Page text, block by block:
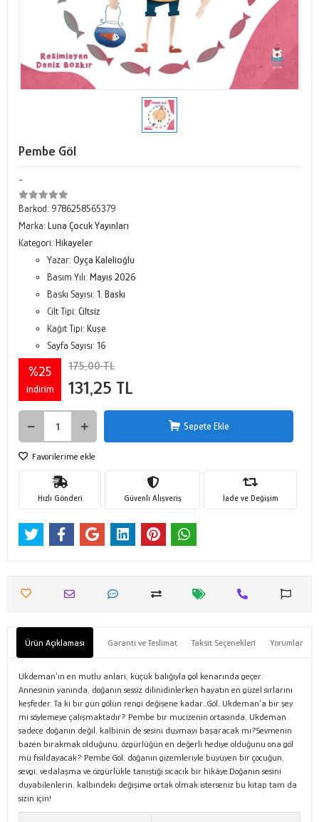
Pembe Göl
-
Barkod: 9786258565379
Marka: Luna Çocuk Yayınları
Kategori: Hikayeler
Yazar: Oyça Kalelioğlu
Basım Yılı: Mayıs 2026
Baskı Sayısı: 1. Baskı
Cilt Tipi: Ciltsiz
Kağıt Tipi: Kuşe
Sayfa Sayısı: 16
%25
indirim
175,00 TL
131,25 TL
Sepete Ekle
Favorilerime ekle
Hızlı Gönderi Güvenli Alışveriş İade ve Değişim
Ürün Açıklaması Garanti ve Teslimat Taksit Seçenekleri Yorumlar
Ukdeman’ın en mutlu anları, küçük balığıyla göl kenarında geçer.
Annesinin yanında, doğanın sessiz dilinidinlerken hayatın en güzel sırlarını
keşfeder. Ta ki bir gün gölün rengi değişene kadar…Göl, Ukdeman’a bir şey
mi söylemeye çalışmaktadır? Pembe bir mucizenin ortasında, Ukdeman
sadece doğanın değil, kalbinin de sesini duymayı başaracak mı?Sevmenin
bazen bırakmak olduğunu, özgürlüğün en değerli hediye olduğunu ona göl
mü fısıldayacak? Pembe Göl, doğanın gizemleriyle büyüyen bir çocuğun,
sevgi, vedalaşma ve özgürlükle tanıştığı sıcacık bir hikâye.Doğanın sesini
duyabilenlerin, kalbindeki değişime ortak olmak isterseniz bu kitap tam da
sizin için!